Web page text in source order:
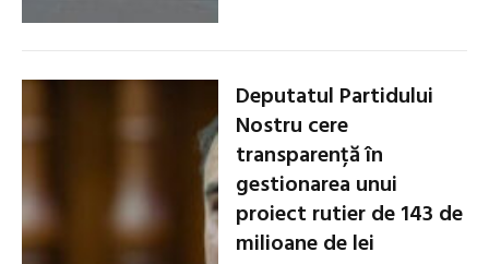
Deputatul Partidului
Nostru cere
transparență în
gestionarea unui
proiect rutier de 143 de
milioane de lei